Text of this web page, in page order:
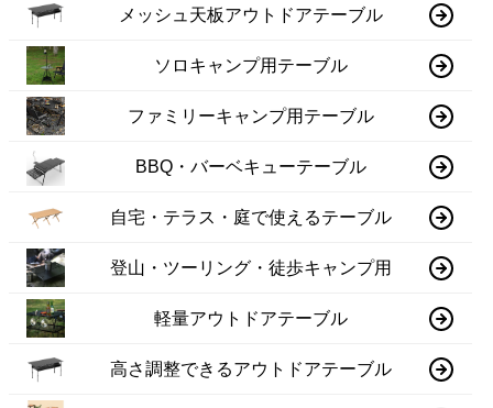
メッシュ天板アウトドアテーブル
ソロキャンプ用テーブル
ファミリーキャンプ用テーブル
BBQ・バーベキューテーブル
自宅・テラス・庭で使えるテーブル
登山・ツーリング・徒歩キャンプ用
軽量アウトドアテーブル
高さ調整できるアウトドアテーブル